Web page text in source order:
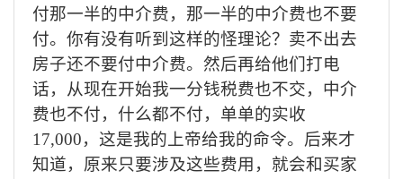
付那一半的中介费，那一半的中介费也不要
付。你有没有听到这样的怪理论？卖不出去
房子还不要付中介费。然后再给他们打电
话，从现在开始我一分钱税费也不交，中介
费也不付，什么都不付，单单的实收
17,000，这是我的上帝给我的命令。后来才
知道，原来只要涉及这些费用，就会和买家